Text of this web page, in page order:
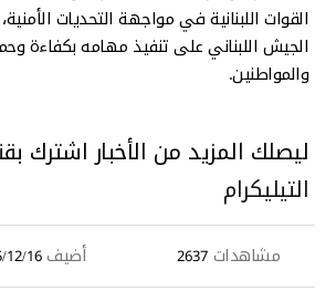
القوات اللبنانية في مواجهة التحديات
الجيش اللبناني على تنفيذ مهامه بكفاءة
والمواطنين.
ليصلك المزيد من الأخبار اشترك
التيليكرام
مشاهدات 2637 أضيف- 10:33 PM